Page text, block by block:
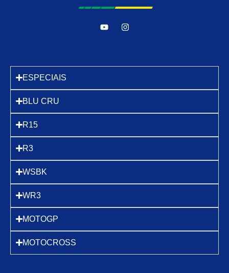
ESPECIAIS
BLU CRU
R15
R3
WSBK
WR3
MOTOGP
MOTOCROSS